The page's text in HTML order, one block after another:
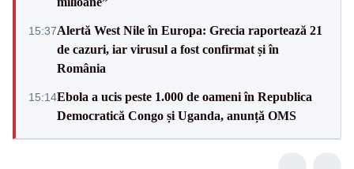
15:37Alertă West Nile în Europa: Grecia raportează 21
de cazuri, iar virusul a fost confirmat și în
România
15:14Ebola a ucis peste 1.000 de oameni în Republica
Democratică Congo și Uganda, anunță OMS